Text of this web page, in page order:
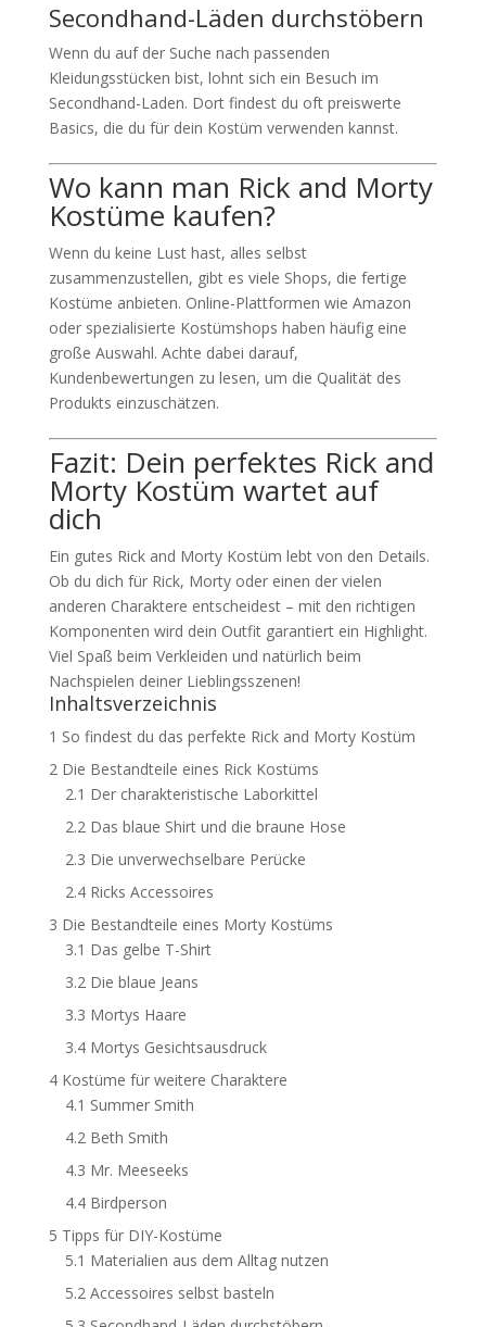
Secondhand-Läden durchstöbern
Wenn du auf der Suche nach passenden
Kleidungsstücken bist, lohnt sich ein Besuch im
Secondhand-Laden. Dort findest du oft preiswerte
Basics, die du für dein Kostüm verwenden kannst.
Wo kann man Rick and Morty
Kostüme kaufen?
Wenn du keine Lust hast, alles selbst
zusammenzustellen, gibt es viele Shops, die fertige
Kostüme anbieten. Online-Plattformen wie Amazon
oder spezialisierte Kostümshops haben häufig eine
große Auswahl. Achte dabei darauf,
Kundenbewertungen zu lesen, um die Qualität des
Produkts einzuschätzen.
Fazit: Dein perfektes Rick and
Morty Kostüm wartet auf
dich
Ein gutes Rick and Morty Kostüm lebt von den Details.
Ob du dich für Rick, Morty oder einen der vielen
anderen Charaktere entscheidest – mit den richtigen
Komponenten wird dein Outfit garantiert ein Highlight.
Viel Spaß beim Verkleiden und natürlich beim
Nachspielen deiner Lieblingsszenen!
Inhaltsverzeichnis
1 So findest du das perfekte Rick and Morty Kostüm
2Die Bestandteile eines Rick Kostüms
2.1 Der charakteristische Laborkittel
2.2Das blaue Shirt und die braune Hose
2.3 Die unverwechselbare Perücke
2.4Ricks Accessoires
3 Die Bestandteile eines Morty Kostüms
3.1 Das gelbe T-Shirt
3.2Die blaue Jeans
3.3 Mortys Haare
3.4Mortys Gesichtsausdruck
4Kostüme für weitere Charaktere
4.1 Summer Smith
4.2Beth Smith
4.3 Mr. Meeseeks
4.4Birdperson
5 Tipps für DIY-Kostüme
5.1 Materialien aus dem Alltag nutzen
5.2Accessoires selbst basteln